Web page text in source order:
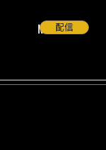
NEWS配信